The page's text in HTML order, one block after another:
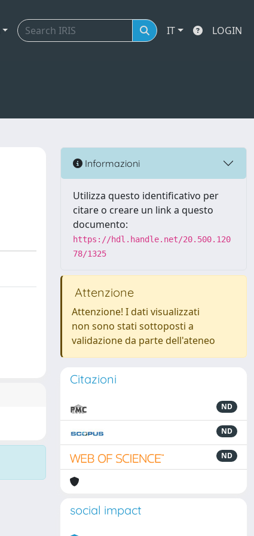
IT LOGIN
Informazioni
Utilizza questo identificativo per
citare o creare un link a questo
documento:
https://hdl.handle.net/20.500.120
78/1325
Attenzione
Attenzione! I dati visualizzati
non sono stati sottoposti a
validazione da parte dell'ateneo
Citazioni
ND
ND
ND
social impact